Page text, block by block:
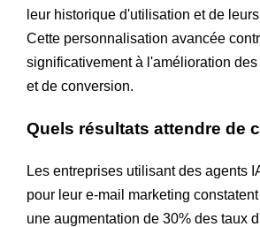
leur historique d'utilisation et de
Cette personnalisation avancée
significativement à l'amélioration
et de conversion.
Quels résultats attendre de
Les entreprises utilisant des agents
pour leur e-mail marketing
une augmentation de 30% des taux